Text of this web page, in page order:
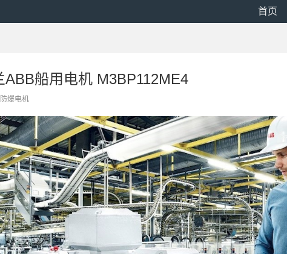
首页
ABB船用电机 M3BP112ME4
爆电机